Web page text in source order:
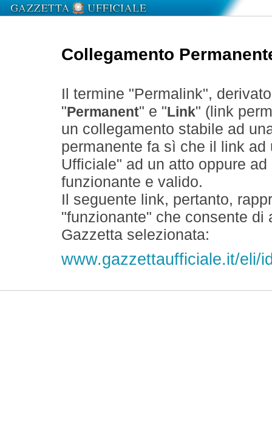
Collegamento
Il termine "Permalink",
" Permanent" e " Link" (link
un collegamento stabile ad
permanente fa sì che il link
Ufficiale" ad un atto oppure
funzionante e valido.
Il seguente link, pertanto,
"funzionante" che consente
Gazzetta selezionata:
www.gazzettaufficiale.it/eli/